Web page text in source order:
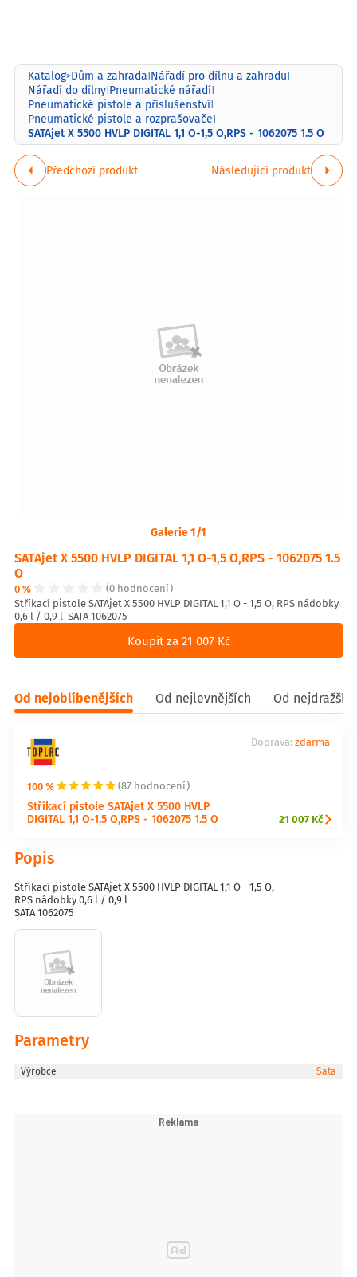
Katalog>Dům a zahrada|Nářadí pro dílnu a zahradu|
Nářadí do dílny|Pneumatické nářadí|
Pneumatické pistole a příslušenství|
Pneumatické pistole a rozprašovače|
SATAjet X 5500 HVLP DIGITAL 1,1 O-1,5 O,RPS - 1062075 1.5 O
Předchozí produkt Následující produkt
Galerie 1/1
SATAjet X 5500 HVLP DIGITAL 1,1 O-1,5 O,RPS - 1062075 1.5
O
0 %
(0 hodnocení)
Stříkací pistole SATAjet X 5500 HVLP DIGITAL 1,1 O - 1,5 O, RPS nádobky
0,6 l / 0,9 l SATA 1062075
Koupit za 21 007 Kč
Od nejoblíbenějších Od nejlevnějších Od
100 % (87 hodnocení)
Stříkací pistole SATAjet X 5500 HVLP
DIGITAL 1,1 O-1,5 O,RPS - 1062075 1.5 O
Doprava: zdarma
21 007 Kč
Popis
Stříkací pistole SATAjet X 5500 HVLP DIGITAL 1,1 O - 1,5 O,
RPS nádobky 0,6 l / 0,9 l
SATA 1062075
Parametry
Výrobce Sata